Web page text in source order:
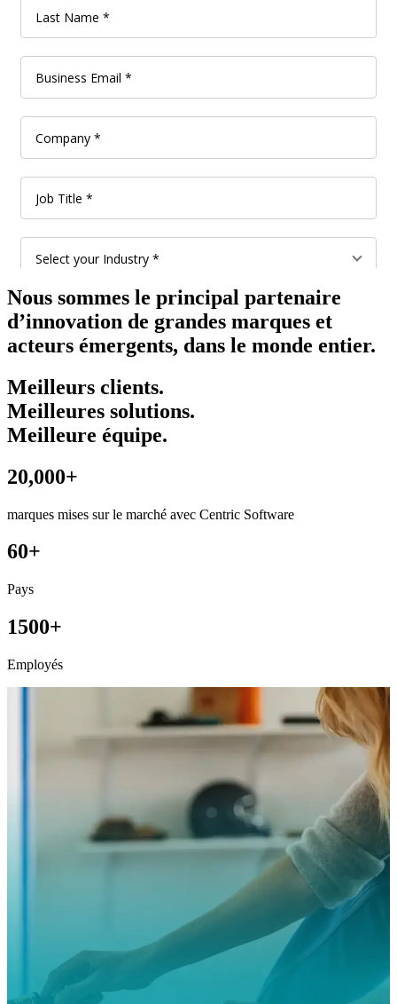
Nous sommes le principal partenaire
d’innovation de grandes marques et
acteurs émergents, dans le monde entier.
Meilleurs clients.
Meilleures solutions.
Meilleure équipe.
20,000+
marques mises sur le marché avec Centric Software
60+
Pays
1500+
Employés